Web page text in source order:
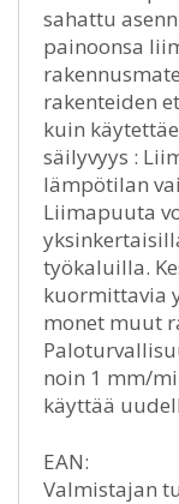
sahattu
painoonsa
rakenteiden
kuin
säilyvyys :
lämpötilan
Liimapuuta
työkaluilla.
kuormittavia
monet muut
noin 1 mm/
käyttää
EAN:
Valmistajan